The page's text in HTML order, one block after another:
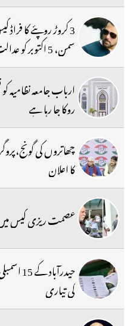
3 کروڑ روپئے کا
سمن، 5 اکتوبر کو عدالت میں پیش ہونے کا حکم
ارباب جامعہ
روکا جا رہا ہے
چھاتروں کی
کا اعلان
عصمت ریزی کیس میں ترون
کی تیاری